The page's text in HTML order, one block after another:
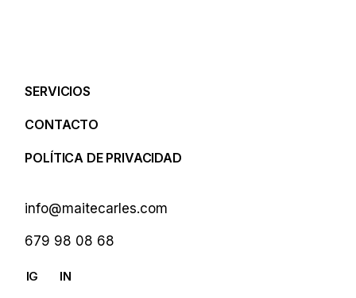
SERVICIOS
CONTACTO
POLÍTICA DE PRIVACIDAD
info@maitecarles.com
679 98 08 68
IG IN